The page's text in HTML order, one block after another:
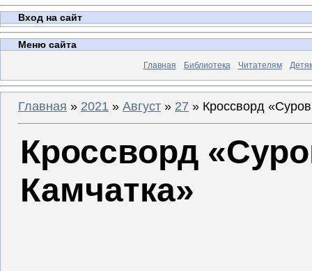
Вход на сайт
Меню сайта
Главная Библиотека Читателям
Главная » 2021 » Август » 27 » Кроссворд
Кроссворд
Камчатка»